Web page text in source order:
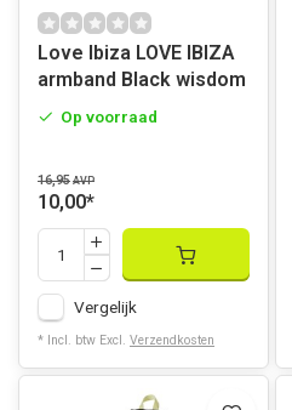
Love Ibiza LOVE IBIZA
armband Black wisdom
Op voorraad
16,95 AVP
10,00*
Vergelijk
* Incl. btw Excl. Verzendkosten